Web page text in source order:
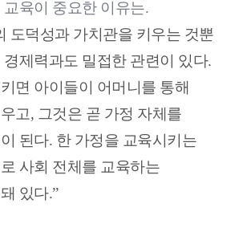
육이 중요한 이유는.
도덕성과 가치관을 키우는 것뿐
제력과도 밀접한 관련이 있다.
면 아이들이 어머니를 통해
고, 그것은 곧 가정 자체를
된다. 한 가정을 교육시키는
사회 전체를 교육하는
있다.”